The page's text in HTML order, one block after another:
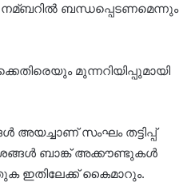
നമ്ബറില്‍ ബന്ധപ്പെടണമെന്നും
മുന്നറിയിപ്പുമായി
അയച്ചാണ് സംഘം തട്ടിപ്പ്
ബാങ്ക് അക്കൗണ്ടുകള്‍
ഇതിലേക്ക് കൈമാറും.